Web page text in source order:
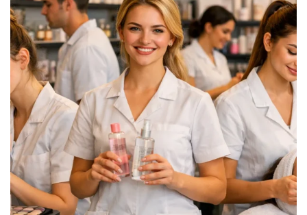
CAP Esthétique Cosmétique